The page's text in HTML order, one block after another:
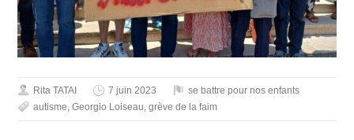
Rita TATAI 7 juin 2023
se battre pour nos enfants
autisme ,Georgio Loiseau ,grève de la faim